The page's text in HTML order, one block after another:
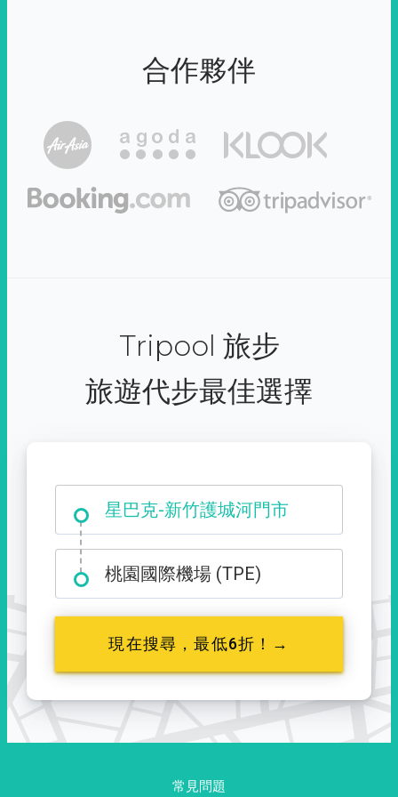
合作夥伴
Tripool 旅步
旅遊代步最佳選擇
星巴克-新竹護城河門市
大霸尖山登山口
桃園國際機場 (TPE)
現在搜尋，最低6折！→
常見問題